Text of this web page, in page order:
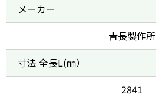
メーカー
青長製作所
寸法 全長L(㎜）
2841